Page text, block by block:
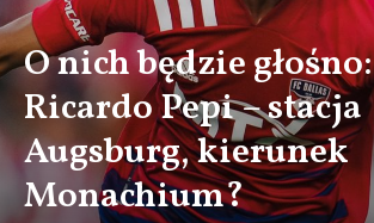
O nich będzie głośno:
Ricardo Pepi – stacja
Augsburg, kierunek
Monachium?